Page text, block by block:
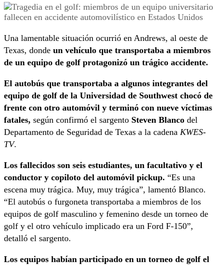
Una lamentable situación ocurrió en Andrews, al oeste de
Texas, donde un vehículo que transportaba a miembros
de un equipo de golf protagonizó un trágico accidente.
El autobús que transportaba a algunos integrantes del
equipo de golf de la Universidad de Southwest chocó de
frente con otro automóvil y terminó con nueve víctimas
fatales, según confirmó el sargento Steven Blanco del
Departamento de Seguridad de Texas a la cadena KWES-
TV.
Los fallecidos son seis estudiantes, un facultativo y el
conductor y copiloto del automóvil pickup. “Es una
escena muy trágica. Muy, muy trágica”, lamentó Blanco.
“El autobús o furgoneta transportaba a miembros de los
equipos de golf masculino y femenino desde un torneo de
golf y el otro vehículo implicado era un Ford F-150”,
detalló el sargento.
Los equipos habían participado en un torneo de golf el